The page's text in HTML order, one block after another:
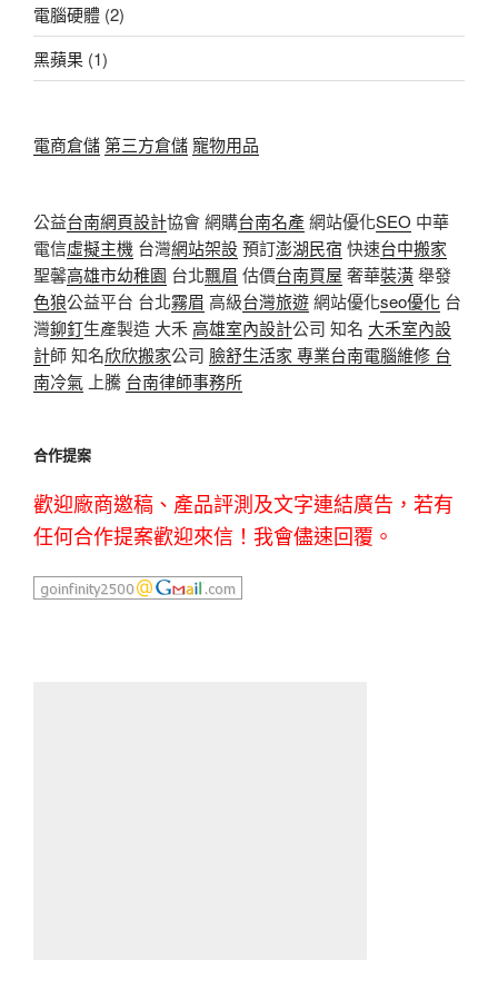
電腦硬體 (2)
黑蘋果 (1)
電商倉儲第三方倉儲寵物用品
公益台南網頁設計協會 網購台南名產網站優化SEO 中華
電信虛擬主機 台灣網站架設預訂澎湖民宿 快速台中搬家
聖馨高雄市幼稚園 台北飄眉 估價台南買屋 奢華裝潢舉發
色狼公益平台 台北霧眉 高級台灣旅遊網站優化seo優化 台
灣鉚釘生產製造 大禾高雄室內設計公司 知名 大禾室內設
計師 知名欣欣搬家公司 臉舒生活家 專業台南電腦維修 台
南冷氣 上騰 台南律師事務所
合作提案
歡迎廠商邀稿、產品評測及文字連結廣告，若有
任何合作提案歡迎來信！我會儘速回覆。